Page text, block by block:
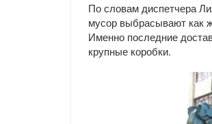
По словам диспетчера
мусор выбрасывают как
Именно последние
крупные коробки.